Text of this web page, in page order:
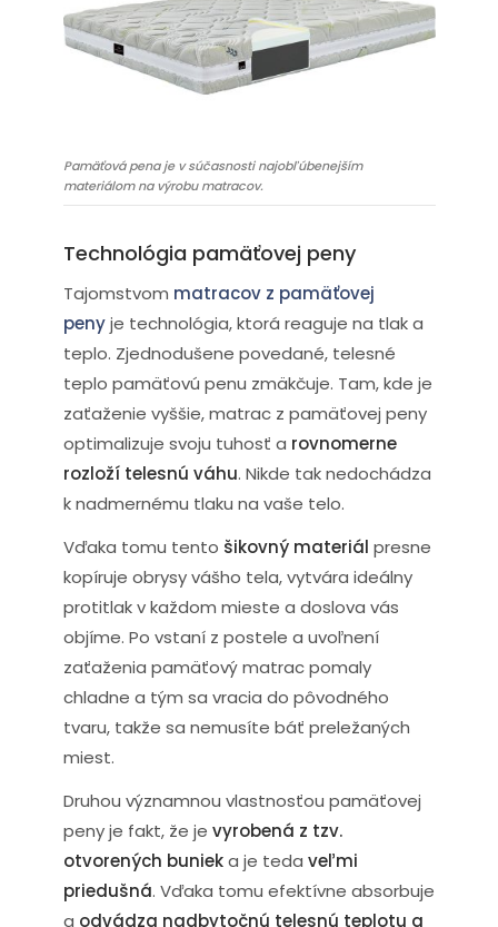
Pamäťová pena je v súčasnosti najobľúbenejším
materiálom na výrobu matracov.
Technológia pamäťovej peny
Tajomstvom matracov z pamäťovej
penyje technológia, ktorá reaguje na tlak a
teplo. Zjednodušene povedané, telesné
teplo pamäťovú penu zmäkčuje. Tam, kde je
zaťaženie vyššie, matrac z pamäťovej peny
optimalizuje svoju tuhosť a rovnomerne
rozloží telesnú váhu. Nikde tak nedochádza
k nadmernému tlaku na vaše telo.
Vďaka tomu tento šikovný materiál presne
kopíruje obrysy vášho tela, vytvára ideálny
protitlak v každom mieste a doslova vás
objíme. Po vstaní z postele a uvoľnení
zaťaženia pamäťový matrac pomaly
chladne a tým sa vracia do pôvodného
tvaru, takže sa nemusíte báť preležaných
miest.
Druhou významnou vlastnosťou pamäťovej
peny je fakt, že je vyrobená z tzv.
otvorených bunieka je teda veľmi
priedušná. Vďaka tomu efektívne absorbuje
a odvádza nadbytočnú telesnú teplotu a